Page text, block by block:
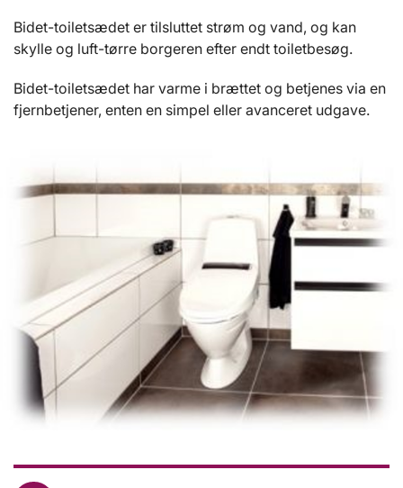
Bidet-toiletsædet er tilsluttet strøm og vand, og kan
skylle og luft-tørre borgeren efter endt toiletbesøg.
Bidet-toiletsædet har varme i brættet og betjenes via en
fjernbetjener, enten en simpel eller avanceret udgave.